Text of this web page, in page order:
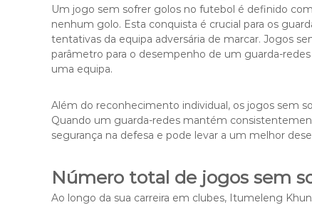
Um jogo sem sofrer golos no futebol é definido
nenhum golo. Esta conquista é crucial para os
tentativas da equipa adversária de marcar. Jogos
parâmetro para o desempenho de um guarda-
uma equipa.
Além do reconhecimento individual, os jogos sem
Quando um guarda-redes mantém
segurança na defesa e pode levar a um melhor
Número total de jogos sem
Ao longo da sua carreira em clubes, Itumeleng